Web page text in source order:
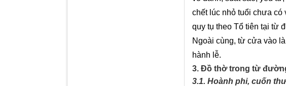
chết lúc nhỏ tuổi chưa
quy tụ theo Tổ tiên tại từ
Ngoài cùng, từ cửa vào là
hành lễ.
3. Đồ thờ trong từ
3.1. Hoành phi, cuốn